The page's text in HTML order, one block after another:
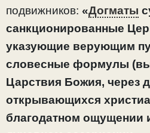
подвижников: «Догматы
санкционированные
указующие верующим
словесные формулы
Царствия Божия, через
открывающихся
благодатном ощущении